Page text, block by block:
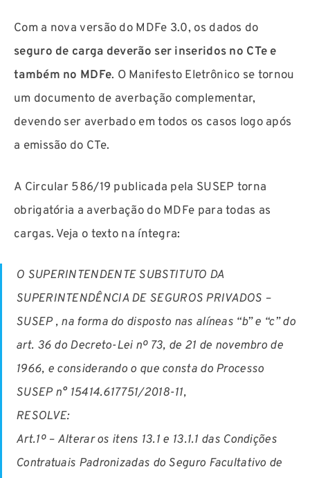
Com a nova versão do MDFe 3.0, os dados do
seguro de carga deverão ser inseridos no CTe e
também no MDFe. O Manifesto Eletrônico se tornou
um documento de averbação complementar,
devendo ser averbado em todos os casos logo após
a emissão do CTe.
A Circular 586/19 publicada pela SUSEP torna
obrigatória a averbação do MDFe para todas as
cargas. Veja o texto na íntegra:
O SUPERINTENDENTE SUBSTITUTO DA
SUPERINTENDÊNCIA DE SEGUROS PRIVADOS –
SUSEP , na forma do disposto nas alíneas “b” e “c” do
art. 36 do Decreto-Lei nº 73, de 21 de novembro de
1966, e considerando o que consta do Processo
SUSEP n° 15414.617751/2018-11,
RESOLVE:
Art.1º – Alterar os itens 13.1 e 13.1.1 das Condições
Contratuais Padronizadas do Seguro Facultativo de